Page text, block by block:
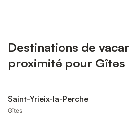
Destinations de
proximité pour Gîtes
Saint-Yrieix-la-Perche
Gîtes